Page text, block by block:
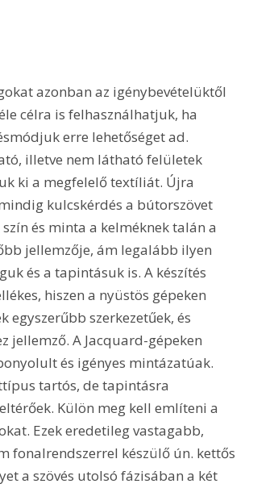
azonban az igénybevételüktől
célra is felhasználhatjuk, ha
erre lehetőséget ad.
illetve nem látható felületek
ki a megfelelő textíliát. Újra
kulcskérdés a bútorszövet
és minta a kelméknek talán a
jellemzője, ám legalább ilyen
és a tapintásuk is. A készítés
hiszen a nyüstös gépeken
egyszerűbb szerkezetűek, és
jellemző. A Jacquard-gépeken
és igényes mintázatúak.
tartós, de tapintásra
Külön meg kell említeni a
Ezek eredetileg vastagabb,
fonalrendszerrel készülő ún. kettős
a szövés utolsó fázisában a két